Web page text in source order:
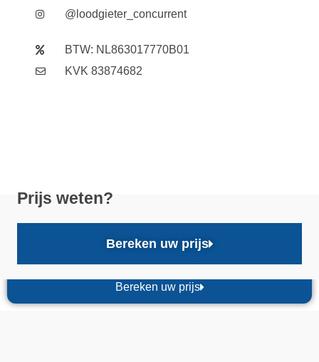
@loodgieter_concurrent
BTW: NL863017770B01
KVK 83874682
Prijs weten?
Bereken uw prijs
Bereken uw prijs